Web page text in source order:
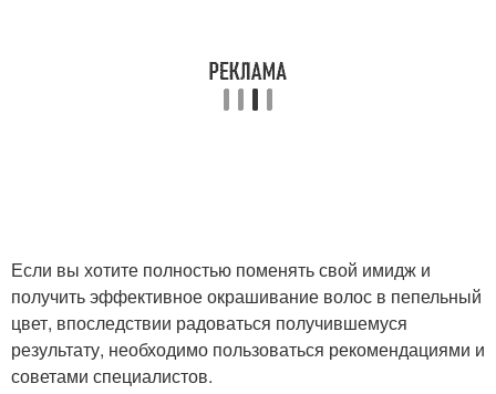
Если вы хотите полностью поменять свой имидж и
получить эффективное окрашивание волос в пепельный
цвет, впоследствии радоваться получившемуся
результату, необходимо пользоваться рекомендациями и
советами специалистов.